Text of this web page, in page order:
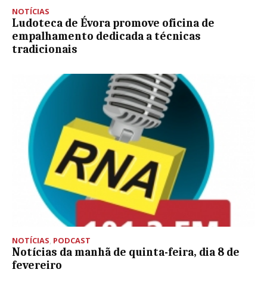
NOTÍCIAS
Ludoteca de Évora promove oficina de
empalhamento dedicada a técnicas
tradicionais
NOTÍCIAS PODCAST
Notícias da manhã de quinta-feira, dia 8 de
fevereiro